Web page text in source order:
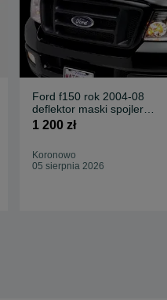
Ford f150 rok 2004-08
deflektor maski spojler
maski .Rarytas
1 200 zł
Koronowo
05 sierpnia 2026